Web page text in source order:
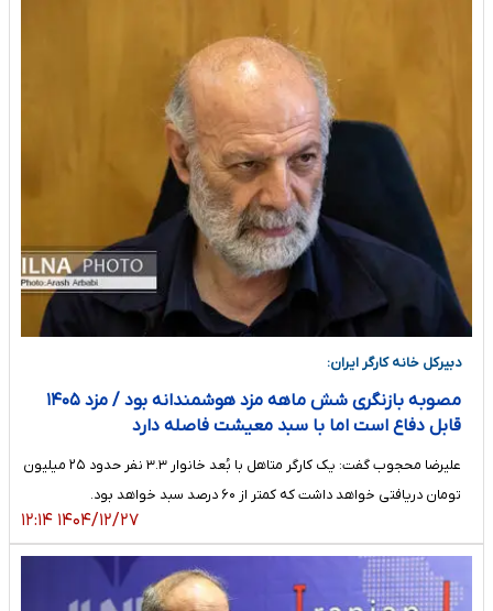
دبیرکل خانه کارگر ایران:
مصوبه بازنگری شش ماهه مزد هوشمندانه بود / مزد ۱۴۰۵
قابل دفاع است اما با سبد معیشت فاصله دارد
علیرضا محجوب گفت: یک کارگر متاهل با بُعد خانوار ۳.۳ نفر حدود ۲۵ میلیون
تومان دریافتی خواهد داشت که کمتر از ۶۰ درصد سبد خواهد بود.
۱۴۰۴/۱۲/۲۷ ۱۲:۱۴